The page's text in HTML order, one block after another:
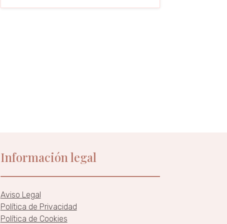
Información legal
Aviso Legal
Política de Privacidad
Política de Cookies